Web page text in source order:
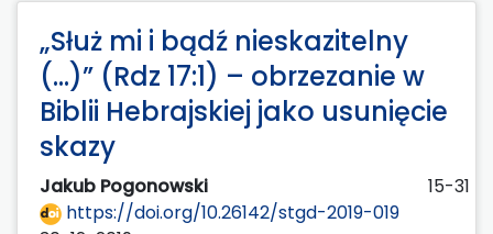
„Służ mi i bądź nieskazitelny
(…)” (Rdz 17:1) – obrzezanie w
Biblii Hebrajskiej jako usunięcie
skazy
Jakub Pogonowski
15-31
https://doi.org/10.26142/stgd-2019-019